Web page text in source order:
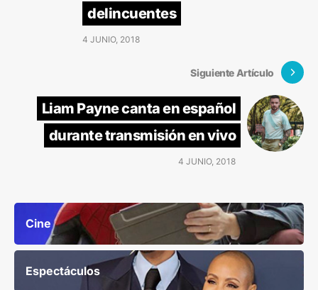
delincuentes
4 JUNIO, 2018
Siguiente Artículo
Liam Payne canta en español
durante transmisión en vivo
4 JUNIO, 2018
Cine
Espectáculos